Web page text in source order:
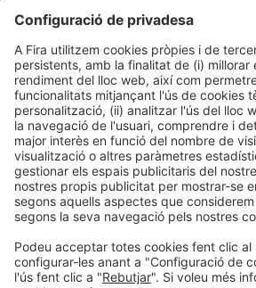
Avinguda Joan Carles I,
58 – Esquina C/Ciències
08908, Hospitalet de Llobregat Barcelona